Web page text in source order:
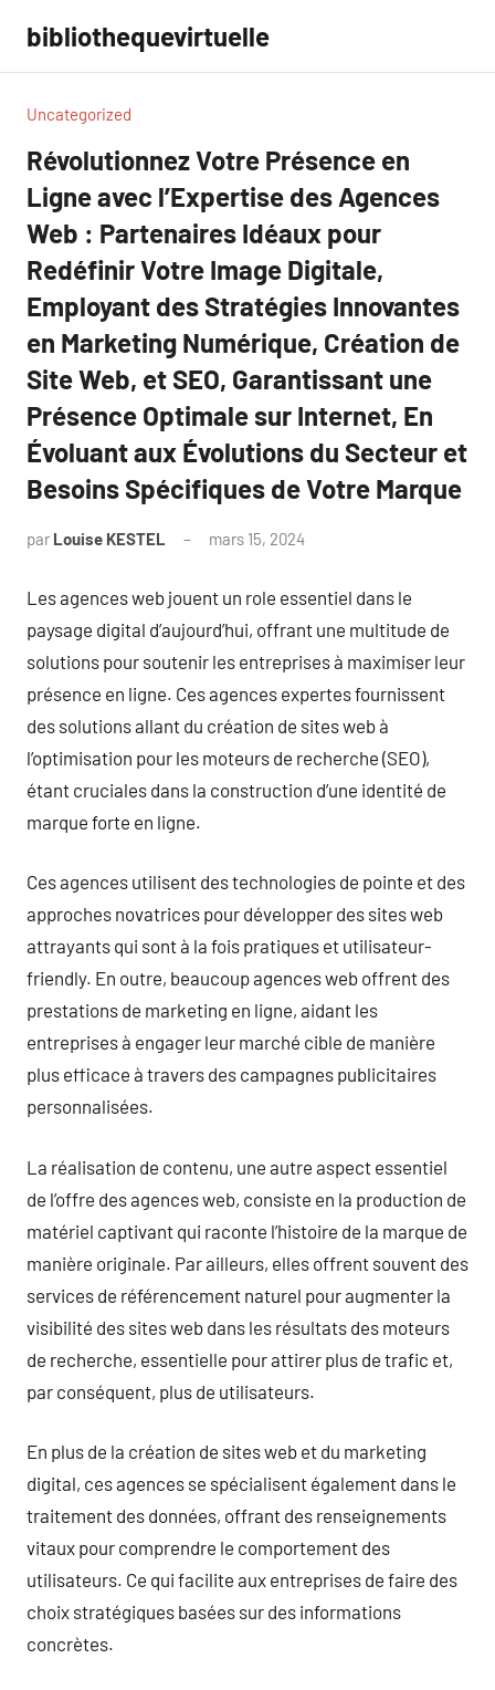
contenu
bibliothequevirtuelle
Uncategorized
Révolutionnez Votre Présence en
Ligne avec l’Expertise des Agences
Web : Partenaires Idéaux pour
Redéfinir Votre Image Digitale,
Employant des Stratégies Innovantes
en Marketing Numérique, Création de
Site Web, et SEO, Garantissant une
Présence Optimale sur Internet, En
Évoluant aux Évolutions du Secteur et
Besoins Spécifiques de Votre Marque
par Louise KESTEL mars 15, 2024
Les agences web jouent un role essentiel dans le
paysage digital d’aujourd’hui, offrant une multitude de
solutions pour soutenir les entreprises à maximiser leur
présence en ligne. Ces agences expertes fournissent
des solutions allant du création de sites web à
l’optimisation pour les moteurs de recherche (SEO),
étant cruciales dans la construction d’une identité de
marque forte en ligne.
Ces agences utilisent des technologies de pointe et des
approches novatrices pour développer des sites web
attrayants qui sont à la fois pratiques et utilisateur-
friendly. En outre, beaucoup agences web offrent des
prestations de marketing en ligne, aidant les
entreprises à engager leur marché cible de manière
plus efficace à travers des campagnes publicitaires
personnalisées.
La réalisation de contenu, une autre aspect essentiel
de l’offre des agences web, consiste en la production de
matériel captivant qui raconte l’histoire de la marque de
manière originale. Par ailleurs, elles offrent souvent des
services de référencement naturel pour augmenter la
visibilité des sites web dans les résultats des moteurs
de recherche, essentielle pour attirer plus de trafic et,
par conséquent, plus de utilisateurs.
En plus de la création de sites web et du marketing
digital, ces agences se spécialisent également dans le
traitement des données, offrant des renseignements
vitaux pour comprendre le comportement des
utilisateurs. Ce qui facilite aux entreprises de faire des
choix stratégiques basées sur des informations
concrètes.